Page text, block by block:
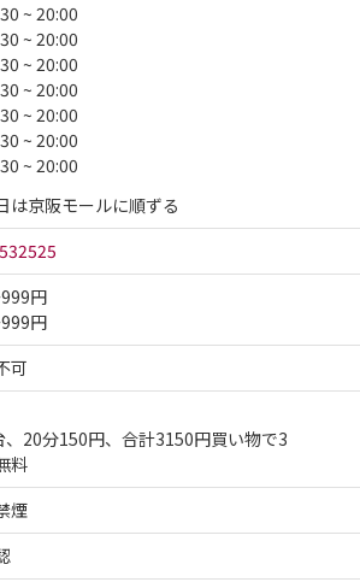
~ 20:00
~ 20:00
~ 20:00
~ 20:00
~ 20:00
~ 20:00
~ 20:00
は京阪モールに順ずる
円
円
可
、20分150円、合計3150円買い物で3
料
煙